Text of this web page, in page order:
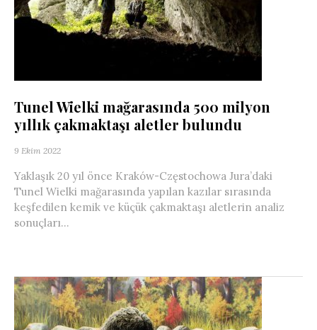
Tunel Wielki mağarasında 500 milyon
yıllık çakmaktaşı aletler bulundu
9 Ekim 2022
Yaklaşık 20 yıl önce Kraków-Częstochowa Jura’daki
Tunel Wielki mağarasında yapılan kazılar sırasında
keşfedilen kemik ve küçük çakmaktaşı aletlerin analiz
sonuçları...